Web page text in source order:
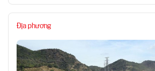
Địa phương